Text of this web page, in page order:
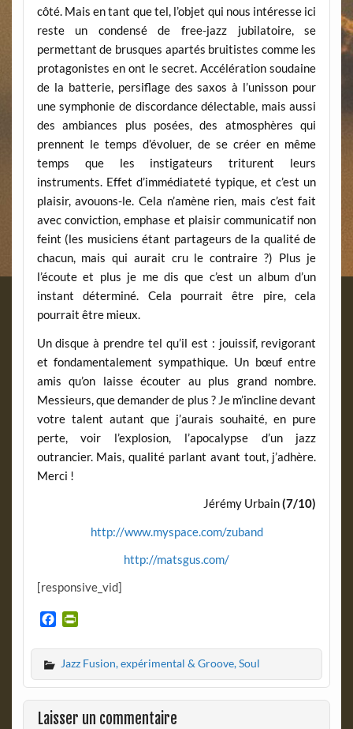
côté. Mais en tant que tel, l’objet qui nous intéresse ici
reste un condensé de free-jazz jubilatoire, se
permettant de brusques apartés bruitistes comme les
protagonistes en ont le secret. Accélération soudaine
de la batterie, persiflage des saxos à l’unisson pour
une symphonie de discordance délectable, mais aussi
des ambiances plus posées, des atmosphères qui
prennent le temps d’évoluer, de se créer en même
temps que les instigateurs triturent leurs
instruments. Effet d’immédiateté typique, et c’est un
plaisir, avouons-le. Cela n’amène rien, mais c’est fait
avec conviction, emphase et plaisir communicatif non
feint (les musiciens étant partageurs de la qualité de
chacun, mais qui aurait cru le contraire ?) Plus je
l’écoute et plus je me dis que c’est un album d’un
instant déterminé. Cela pourrait être pire, cela
pourrait être mieux.
Un disque à prendre tel qu’il est : jouissif, revigorant
et fondamentalement sympathique. Un bœuf entre
amis qu’on laisse écouter au plus grand nombre.
Messieurs, que demander de plus ? Je m’incline devant
votre talent autant que j’aurais souhaité, en pure
perte, voir l’explosion, l’apocalypse d’un jazz
outrancier. Mais, qualité parlant avant tout, j’adhère.
Merci !
Jérémy Urbain(7/10)
http://www.myspace.com/zuband
http://matsgus.com/
[responsive_vid]
c
e
b
o
o
i
n
t
F
r
Jazz Fusion, expérimental & Groove, Soul
Laisser un commentaire